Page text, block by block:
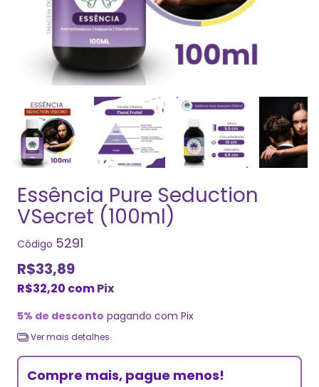
Essência Pure Seduction
VSecret (100ml)
Código 5291
R$33,89
R$32,20 comPix
5% de desconto pagando com Pix
Ver mais detalhes
Compre mais, pague menos!